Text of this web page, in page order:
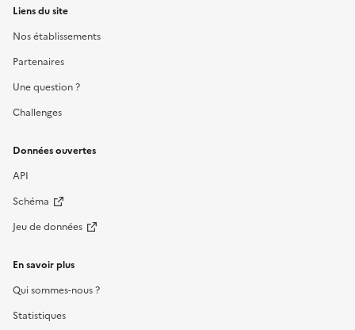
Liens du site
Nos établissements
Partenaires
Une question ?
Challenges
Données ouvertes
API
Schéma
Jeu de données
En savoir plus
Qui sommes-nous ?
Statistiques